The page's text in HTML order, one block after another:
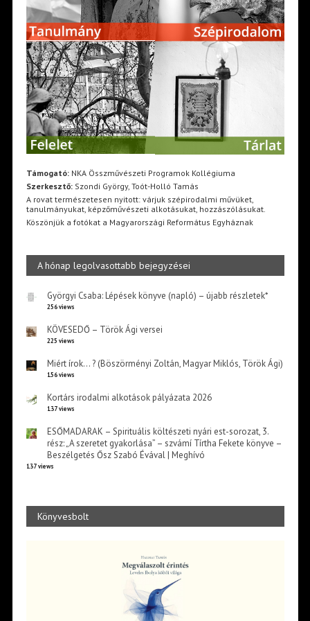
Támogató:NKA Összművészeti Programok Kollégiuma
Szerkesztő:Szondi György, Toót-Holló Tamás
A rovat természetesen nyitott: várjuk szépirodalmi művüket,
tanulmányukat, képzőművészeti alkotásukat, hozzászólásukat.
Köszönjük a fotókat a Magyarországi Református Egyháznak
A hónap legolvasottabb bejegyzései
Györgyi Csaba: Lépések könyve (napló) – újabb részletek*
256 views
KÖVESEDŐ – Török Ági versei
225 views
Miért írok… ? (Böszörményi Zoltán, Magyar Miklós, Török Ági)
156 views
Kortárs irodalmi alkotások pályázata 2026
137 views
ESŐMADARAK – Spirituális költészeti nyári est-sorozat, 3.
rész: „A szeretet gyakorlása” – szvámí Tírtha Fekete könyve –
Beszélgetés Ősz Szabó Évával | Meghívó
137 views
Könyvesbolt